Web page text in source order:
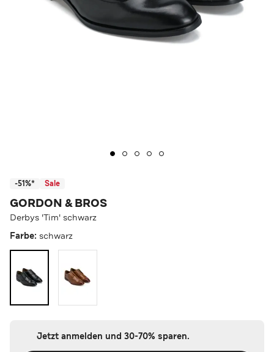
-51%* Sale
GORDON & BROS
Derbys 'Tim' schwarz
Farbe: schwarz
Jetzt anmelden und 30-70% sparen.